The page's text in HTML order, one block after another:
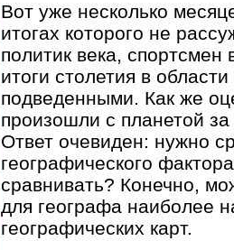
Вот уже несколько
итогах которого не
политик века, спортсмен
итоги столетия в
подведенными. Как же
произошли с планетой
Ответ очевиден: нужно
географического
сравнивать? Конечно,
для географа наиболее
географических карт.